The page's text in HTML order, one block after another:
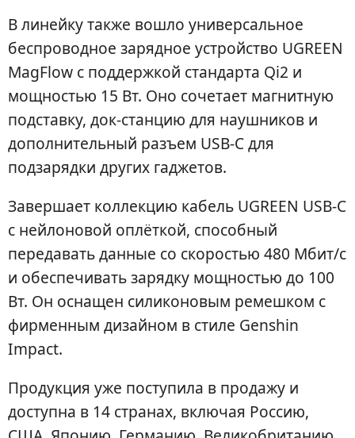
В линейку также вошло универсальное
беспроводное зарядное устройство UGREEN
MagFlow с поддержкой стандарта Qi2 и
мощностью 15 Вт. Оно сочетает магнитную
подставку, док-станцию для наушников и
дополнительный разъем USB-C для
подзарядки других гаджетов.
Завершает коллекцию кабель UGREEN USB-C
с нейлоновой оплёткой, способный
передавать данные со скоростью 480 Мбит/с
и обеспечивать зарядку мощностью до 100
Вт. Он оснащен силиконовым ремешком с
фирменным дизайном в стиле Genshin
Impact.
Продукция уже поступила в продажу и
доступна в 14 странах, включая Россию,